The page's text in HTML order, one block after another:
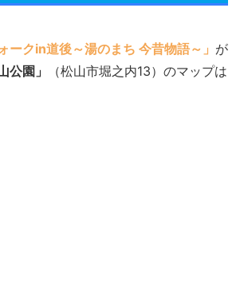
ークin道後～湯のまち 今昔物語～」 が
公園」
（松山市堀之内13）のマップは